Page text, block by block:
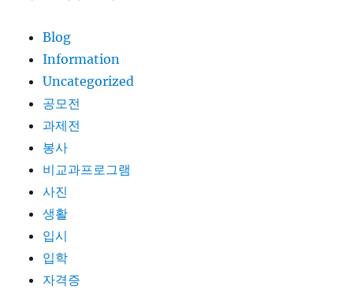
Blog
Information
Uncategorized
공모전
과제전
봉사
비교과프로그램
사진
생활
입시
입학
자격증